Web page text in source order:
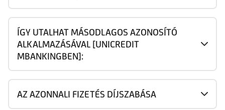
ÍGY UTALHAT MÁSODLAGOS AZONOSÍTÓ
ALKALMAZÁSÁVAL [UNICREDIT
MBANKINGBEN]:
AZ AZONNALI FIZETÉS DÍJSZABÁSA